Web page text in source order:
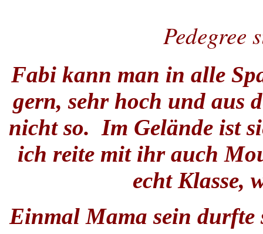
Pedegree
Fabi kann man in alle
gern, sehr hoch und aus
nicht so. Im Gelände ist
ich reite mit ihr auch
echt Klasse,
Einmal Mama sein durfte